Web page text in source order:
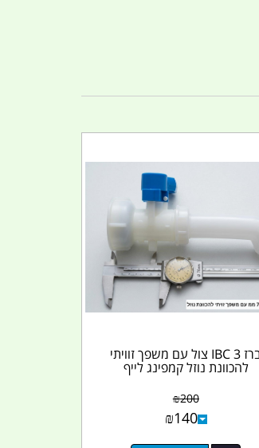
ברז IBC 3 צול עם משפך זוויתי
להכוונת נוזל קמפינג לייף
₪200
₪140